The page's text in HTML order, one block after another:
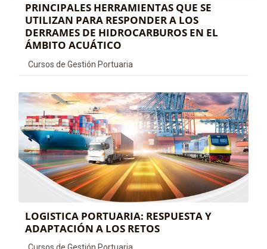
PRINCIPALES HERRAMIENTAS QUE SE
UTILIZAN PARA RESPONDER A LOS
DERRAMES DE HIDROCARBUROS EN EL
ÁMBITO ACUÁTICO
Categoría de cursos
Cursos de Gestión Portuaria
LOGISTICA PORTUARIA: RESPUESTA Y
ADAPTACIÓN A LOS RETOS
Categoría de cursos